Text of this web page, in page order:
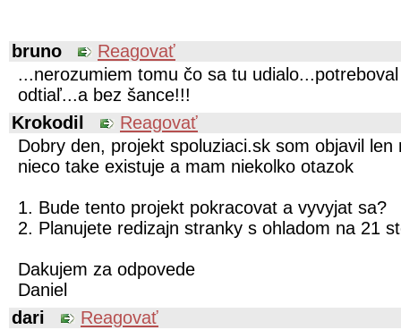
bruno
Reagovať
...nerozumiem tomu čo sa tu
odtiaľ...a bez šance!!!
Krokodil
Reagovať
Dobry den, projekt spoluziaci.sk som objavil
nieco take existuje a mam niekolko otazok
1. Bude tento projekt pokracovat a vyvyjat sa?
2. Planujete redizajn stranky s ohladom na 21
Dakujem za odpovede
Daniel
dari
Reagovať